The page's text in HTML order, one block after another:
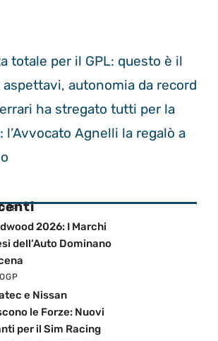
totale per il GPL: questo è il
autonomia da record
ha stregato tutti per la
l’Avvocato Agnelli la regalò a
2026: I Marchi
dell’Auto Dominano
e Nissan
le Forze: Nuovi
per il Sim Racing